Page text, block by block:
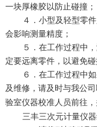
一块厚橡胶以防止碰撞；
４．小型及轻型零
会影响测量精度；
５．在工作过程中
定要远离零件，以避免碰
６．在工作过程中
及维修，请及时与我公
验室仪器校准人员前往
三丰三次元计量仪